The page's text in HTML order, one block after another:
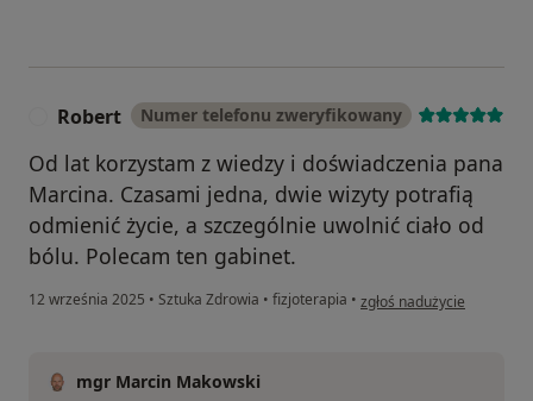
Robert Numer telefonu zweryfikowany
Od lat korzystam z wiedzy i doświadczenia pana
Marcina. Czasami jedna, dwie wizyty potrafią
odmienić życie, a szczególnie uwolnić ciało od
bólu. Polecam ten gabinet.
12 września 2025 • Sztuka Zdrowia • fizjoterapia • w opinii użytkownika
zgłoś nadużycie
mgr Marcin Makowski